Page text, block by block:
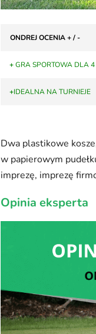
ONDREJ OCENIA + / -
+GRA SPORTOWA DLA
+IDEALNA NA TURNIEJE
Dwa plastikowe
w papierowym
imprezę, imprezę
Opinia eksperta